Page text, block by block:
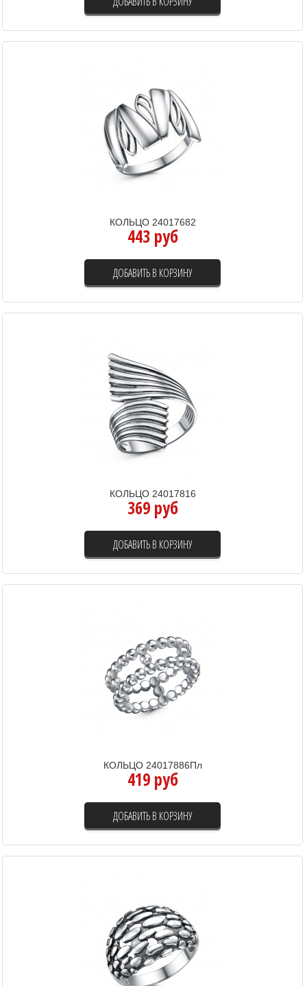
КОЛЬЦО 24017682
443 руб
ДОБАВИТЬ В КОРЗИНУ
КОЛЬЦО 24017816
369 руб
ДОБАВИТЬ В КОРЗИНУ
КОЛЬЦО 24017886Пл
419 руб
ДОБАВИТЬ В КОРЗИНУ